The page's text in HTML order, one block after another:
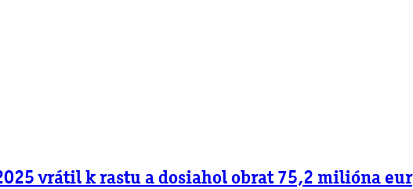
vrátil k rastu a dosiahol obrat 75,2 milióna eur